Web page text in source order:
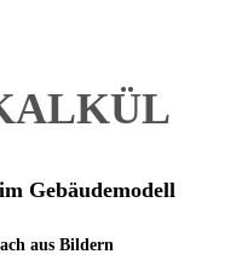
Gebäudemodell
aus Bildern